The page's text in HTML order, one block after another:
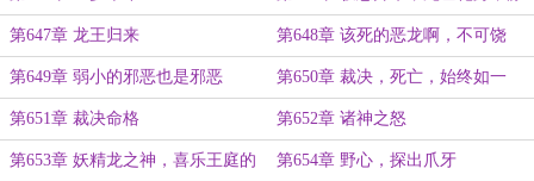
谧长眠
第647章 龙王归来 第648章 该死的恶龙啊，不可饶
恕！
第649章 弱小的邪恶也是邪恶 第650章 裁决，死亡，始终如一
（超大高潮章，求月票）
第651章 裁决命格 第652章 诸神之怒
第653章 妖精龙之神，喜乐王庭的 第654章 野心，探出爪牙